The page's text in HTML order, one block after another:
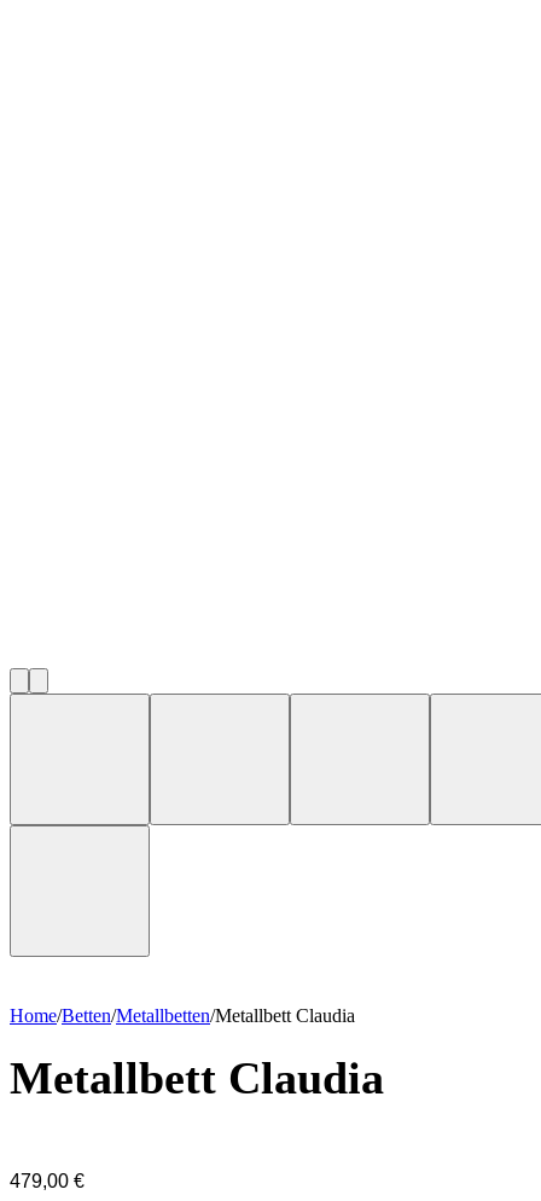
Home/Betten/Metallbetten/Metallbett Claudia
Metallbett Claudia
479,00 €